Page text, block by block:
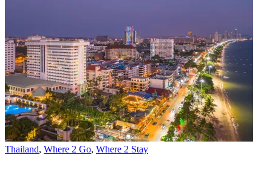
Thailand, Where 2 Go, Where 2 Stay